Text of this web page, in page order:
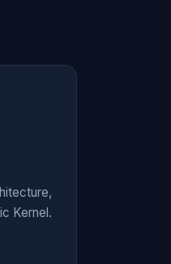
Kernel.